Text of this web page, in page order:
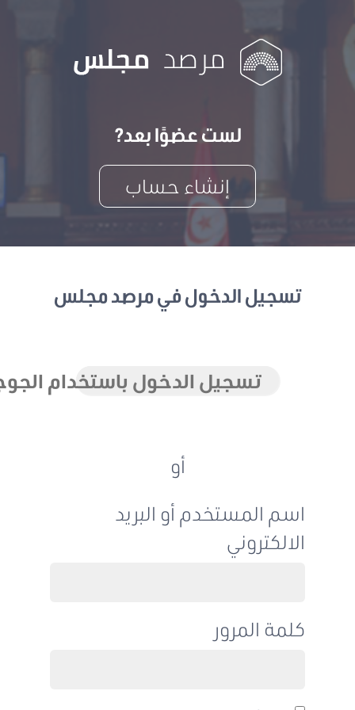
لست عضوًا بعد?
إنشاء حساب
تسجيل الدخول في مرصد مجلس
تسجيل الدخول باستخدام الجوجل
اسم المستخدم أو البريد
الالكتروني
كلمة المرور